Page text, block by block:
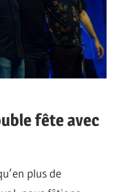
fête avec
plus de